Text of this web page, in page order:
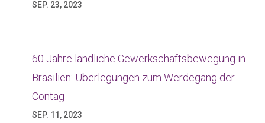
SEP. 23, 2023
60 Jahre ländliche Gewerkschaftsbewegung in
Brasilien: Überlegungen zum Werdegang der
Contag
SEP. 11, 2023